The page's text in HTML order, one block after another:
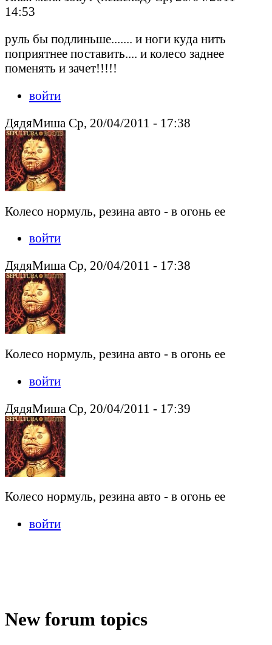
14:53
руль бы подлиньше....... и ноги куда нить
поприятнее поставить.... и колесо заднее
поменять и зачет!!!!!
войти
ДядяМиша Ср, 20/04/2011 - 17:38
Колесо нормуль, резина авто - в огонь ее
войти
ДядяМиша Ср, 20/04/2011 - 17:38
Колесо нормуль, резина авто - в огонь ее
войти
ДядяМиша Ср, 20/04/2011 - 17:39
Колесо нормуль, резина авто - в огонь ее
войти
New forum topics